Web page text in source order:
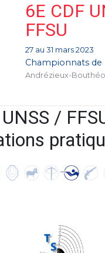
6E CDF
FFSU
27 au 31 mars 2023
Championnats de
Andrézieux-
/